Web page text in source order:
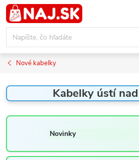
Prejsť
na
obsah
Nové kabelky
Kabelky ústí
Novinky